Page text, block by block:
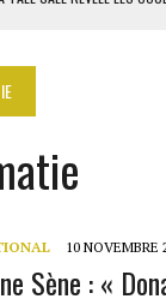
DU PRIMAIRE AFFECTÉS
CONCERT QUI RAVIVE LES
10 NOVEMBRE
Sène : «